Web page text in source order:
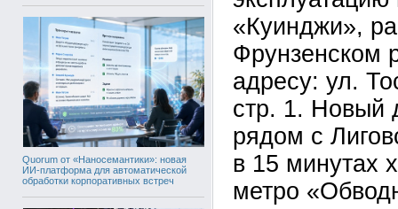
Quorum от «Наносемантики»: новая
ИИ-платформа для автоматической
обработки корпоративных встреч
«Куинджи»,
Фрунзенском
адресу: ул.
стр. 1. Новый
рядом с
в 15 минутах
метро